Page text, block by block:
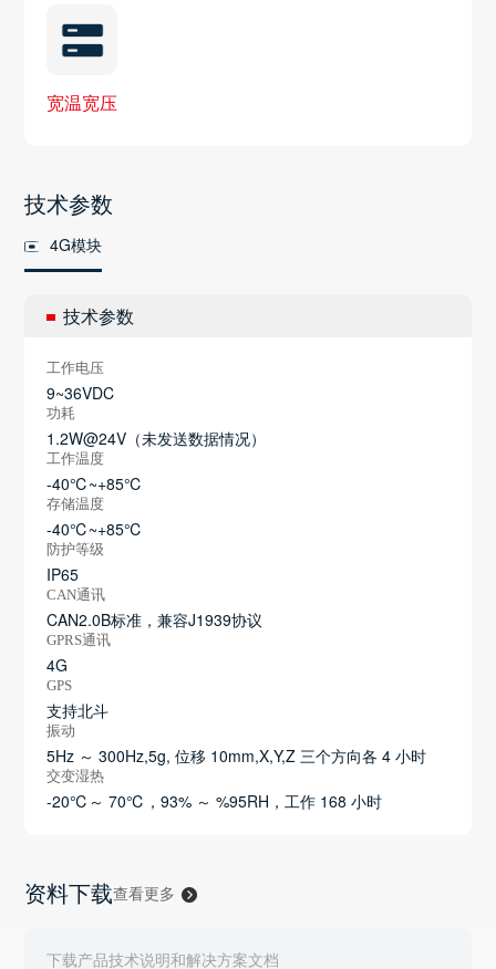
宽温宽压
技术参数
4G模块
技术参数
工作电压
9~36VDC
功耗
1.2W@24V（未发送数据情况）
工作温度
-40℃~+85℃
存储温度
-40℃~+85℃
防护等级
IP65
CAN通讯
CAN2.0B标准，兼容J1939协议
GPRS通讯
4G
GPS
支持北斗
振动
5Hz ～ 300Hz,5g, 位移 10mm,X,Y,Z 三个方向各 4 小时
交变湿热
-20℃～ 70℃，93% ～ %95RH，工作 168 小时
资料下载查看更多
下载产品技术说明和解决方案文档